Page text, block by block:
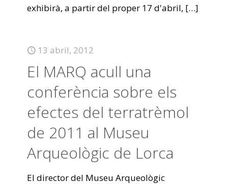
exhibirà, a partir del proper 17 d'abril, […]
13 abril, 2012
El MARQ acull una
conferència sobre els
efectes del terratrèmol
de 2011 al Museu
Arqueològic de Lorca
El director del Museu Arqueològic